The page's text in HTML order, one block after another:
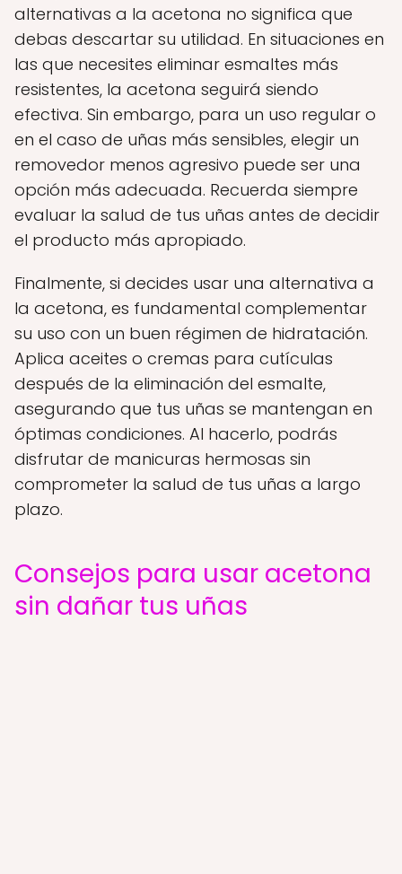
alternativas a la acetona no significa que
debas descartar su utilidad. En situaciones en
las que necesites eliminar esmaltes más
resistentes, la acetona seguirá siendo
efectiva. Sin embargo, para un uso regular o
en el caso de uñas más sensibles, elegir un
removedor menos agresivo puede ser una
opción más adecuada. Recuerda siempre
evaluar la salud de tus uñas antes de decidir
el producto más apropiado.
Finalmente, si decides usar una alternativa a
la acetona, es fundamental complementar
su uso con un buen régimen de hidratación.
Aplica aceites o cremas para cutículas
después de la eliminación del esmalte,
asegurando que tus uñas se mantengan en
óptimas condiciones. Al hacerlo, podrás
disfrutar de manicuras hermosas sin
comprometer la salud de tus uñas a largo
plazo.
Consejos para usar acetona
sin dañar tus uñas